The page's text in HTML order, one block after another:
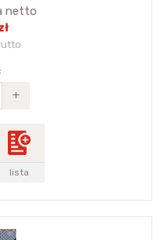
netto
+
lista